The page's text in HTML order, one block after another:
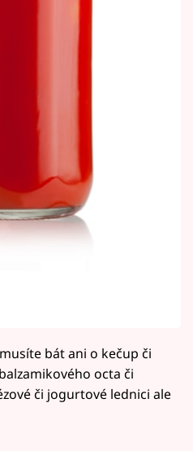
bát ani o kečup či
octa či
či jogurtové lednici ale